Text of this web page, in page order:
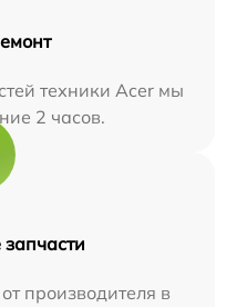
техники Acer мы
2 часов.
производителя в